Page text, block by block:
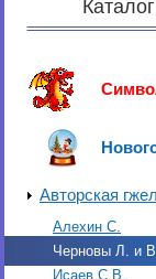
Авторская
Алехин С.
Черновы Л. и
Исаев С.В.